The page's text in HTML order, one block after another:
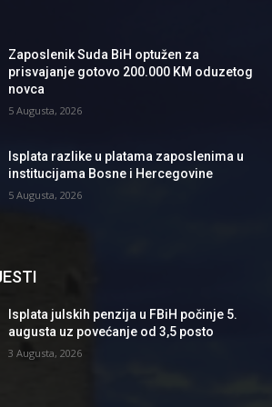
Zaposlenik Suda BiH optužen za
prisvajanje gotovo 200.000 KM oduzetog
novca
5 Augusta, 2026
Isplata razlike u platama zaposlenima u
institucijama Bosne i Hercegovine
5 Augusta, 2026
Isplata julskih penzija u FBiH počinje 5.
augusta uz povećanje od 3,5 posto
3 Augusta, 2026